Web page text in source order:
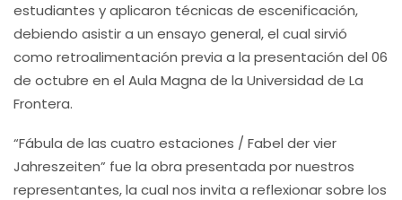
estudiantes y aplicaron técnicas de escenificación,
debiendo asistir a un ensayo general, el cual sirvió
como retroalimentación previa a la presentación del 06
de octubre en el Aula Magna de la Universidad de La
Frontera.
“Fábula de las cuatro estaciones / Fabel der vier
Jahreszeiten” fue la obra presentada por nuestros
representantes, la cual nos invita a reflexionar sobre los